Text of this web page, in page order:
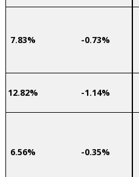
-0.73%
7.83%
-1.14%
12.82%
-0.35%
6.56%